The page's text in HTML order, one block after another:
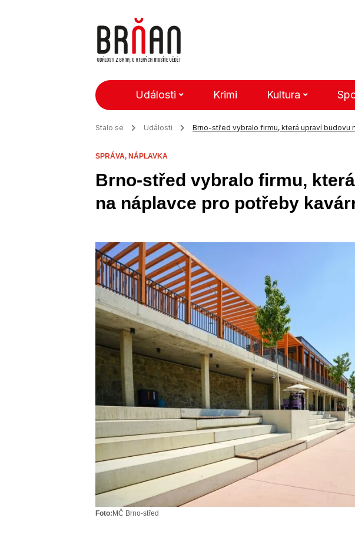
Události Krimi Kultura
Stalo se Události Brno-střed vybralo firmu, která upraví budovu
SPRÁVA, NÁPLAVKA
Brno-střed vybralo firmu,
na náplavce pro potřeby
Foto:MČ Brno-střed